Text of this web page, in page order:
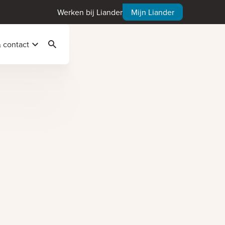
Werken bij Liander Mijn Liander
contact Zoeken